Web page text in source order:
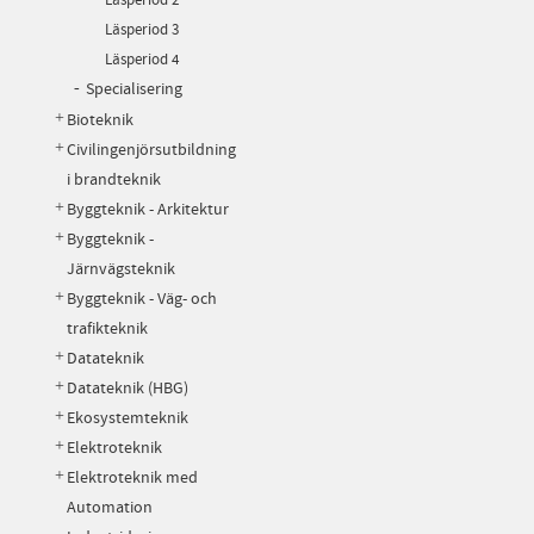
Läsperiod 3
Läsperiod 4
Specialisering
Bioteknik
Civilingenjörsutbildning
i brandteknik
Byggteknik - Arkitektur
Byggteknik -
Järnvägsteknik
Byggteknik - Väg- och
trafikteknik
Datateknik
Datateknik (HBG)
Ekosystemteknik
Elektroteknik
Elektroteknik med
Automation